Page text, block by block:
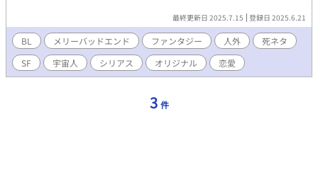
最終更新日 2025.7.15 登録日 2025.6.21
BL メリーバッドエンド ファンタジー 人外
死ネタ
SF
宇宙人 シリアス オリジナル 恋愛
3 件